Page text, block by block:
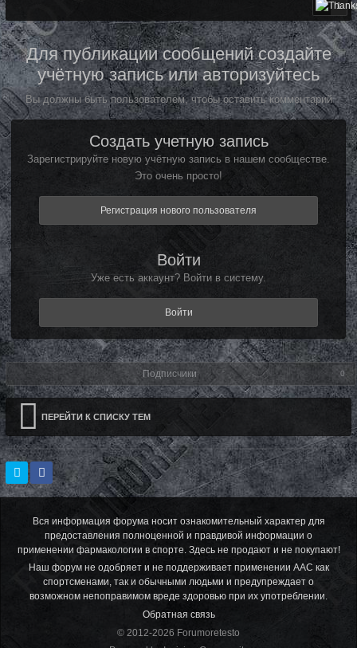
1
Для публикации сообщений создайте
учётную запись или авторизуйтесь
Вы должны быть пользователем, чтобы оставить комментарий
Создать учетную запись
Зарегистрируйте новую учётную запись в нашем сообществе.
Это очень просто!
Регистрация нового пользователя
Войти
Уже есть аккаунт? Войти в систему.
Войти
Подписчики 0
ПЕРЕЙТИ К СПИСКУ ТЕМ
Вся информация форума носит ознакомительный характер для
предоставления полноценной и правдивой информации о
применении фармакологии в спорте. Здесь не продают и не покупают!
Наш форум не одобряет и не поддерживает применении ААС как
спортсменами, так и обычными людьми и предупреждает о
возможном непоправимом вреде здоровью при их употреблении.
Обратная связь
© 2012-2026 Forumoretesto